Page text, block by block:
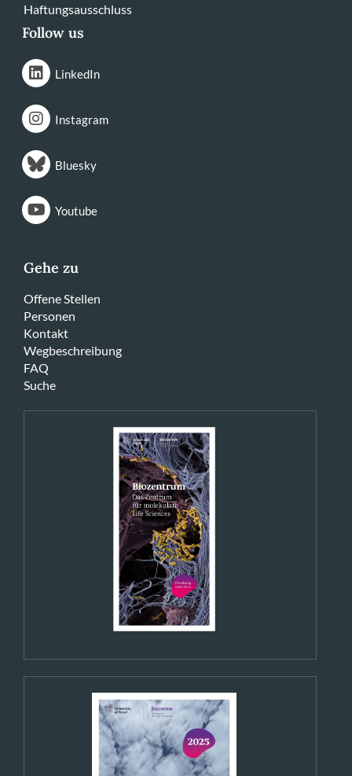
Haftungsausschluss
Follow us
LinkedIn
Instagram
Bluesky
Youtube
Gehe zu
Offene Stellen
Personen
Kontakt
Wegbeschreibung
FAQ
Suche